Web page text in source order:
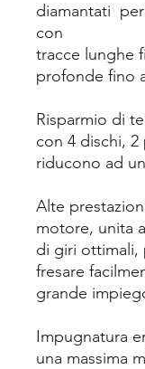
diamantati
con
tracce lunghe
profonde fino
Risparmio di
con 4 dischi, 2
riducono ad
Alte
motore, unita
di giri ottimali,
fresare
grande
Impugnatura
una massima